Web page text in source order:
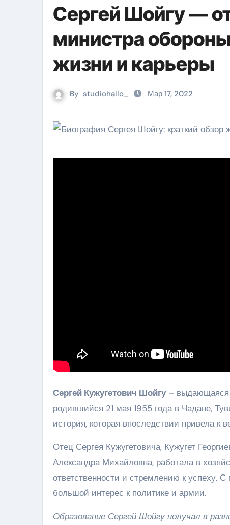
Сергей Шойгу —
министра
жизни и карьеры
By studiohallo_ Мар 17, 2022
Сергей Кужугетович Шойгу– выдающаяся
родившийся 21 мая 1955 года в Чадане,
история, которая впоследствии привела
Отец Сергея Кужугетовича, Кужугет
Александра Михайловна, работала в
ответственности и стремлению к успеху.
большой интерес к политике и армии.
Образование Сергей Шойгу получал в